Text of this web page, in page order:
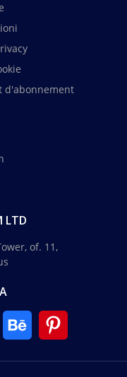
d'abonnement
LTD
of. 11,